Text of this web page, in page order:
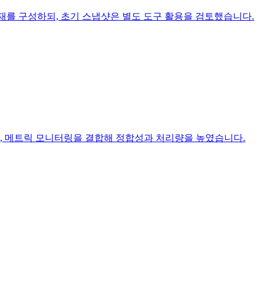
구성하되, 초기 스냅샷은 별도 도구 활용을 검토했습니다.
트릭 모니터링을 결합해 정합성과 처리량을 높였습니다.